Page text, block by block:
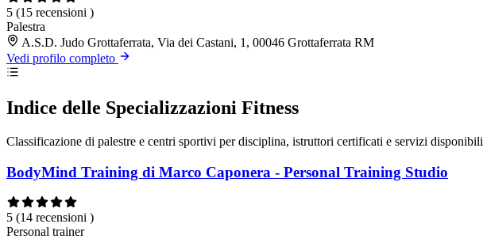
5 (15 recensioni )
Palestra
A.S.D. Judo Grottaferrata, Via dei Castani, 1, 00046 Grottaferrata RM
Vedi profilo completo
Indice delle Specializzazioni Fitness
Classificazione di palestre e centri sportivi per disciplina, istruttori certificati e servizi disponibili
BodyMind Training di Marco Caponera - Personal Training Studio
5 (14 recensioni )
Personal trainer